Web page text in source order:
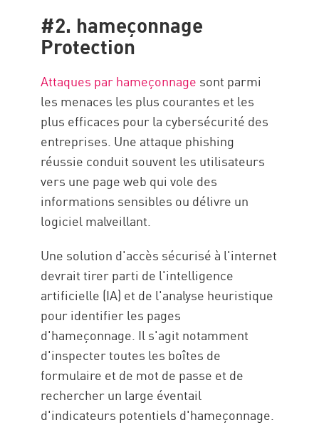
#2. hameçonnage
Protection
Attaques par hameçonnage sont parmi
les menaces les plus courantes et les
plus efficaces pour la cybersécurité des
entreprises. Une attaque phishing
réussie conduit souvent les utilisateurs
vers une page web qui vole des
informations sensibles ou délivre un
logiciel malveillant.
Une solution d'accès sécurisé à l'internet
devrait tirer parti de l'intelligence
artificielle (IA) et de l'analyse heuristique
pour identifier les pages
d'hameçonnage. Il s'agit notamment
d'inspecter toutes les boîtes de
formulaire et de mot de passe et de
rechercher un large éventail
d'indicateurs potentiels d'hameçonnage.